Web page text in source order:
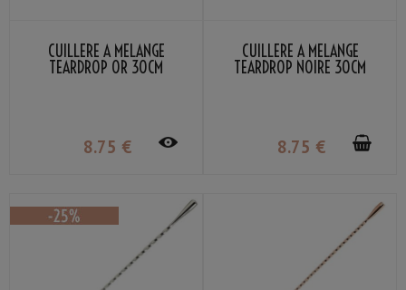
CUILLÈRE À MÉLANGE
TEARDROP OR 30CM
8.75 €
CUILLÈRE À MÉLANGE
TEARDROP NOIRE 30CM
8.75 €